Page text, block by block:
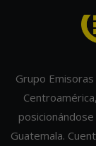
Grupo
Guatemala.